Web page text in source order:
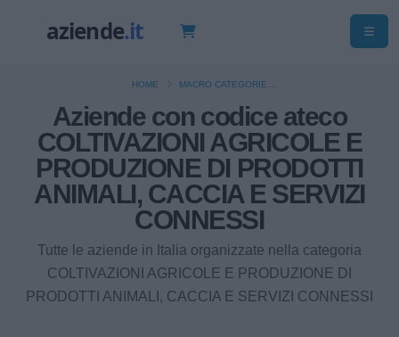
Aziende con codice ateco
COLTIVAZIONI AGRICOLE E
PRODUZIONE DI PRODOTTI
ANIMALI, CACCIA E SERVIZI
CONNESSI
Tutte le aziende in Italia organizzate nella categoria
COLTIVAZIONI AGRICOLE E PRODUZIONE DI
PRODOTTI ANIMALI, CACCIA E SERVIZI CONNESSI
HOME MACRO CATEGORIE
COLTIVAZIONI AGRICOLE E PRODUZIONE DI PRODOTTI ANIMALI, CACCIA E
SERVIZI CONNESSI